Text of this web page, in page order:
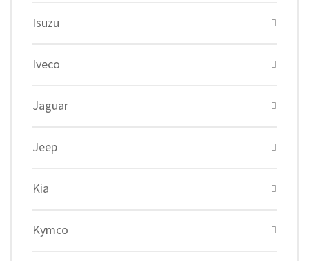
Isuzu
Iveco
Jaguar
Jeep
Kia
Kymco